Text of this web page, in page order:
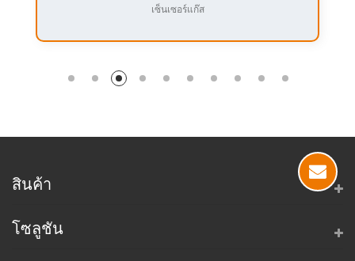
เซ็นเซอร์แก๊ส
สินค้า
โซลูชัน